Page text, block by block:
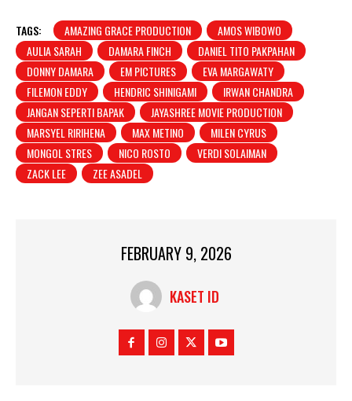
TAGS: AMAZING GRACE PRODUCTION
AMOS WIBOWO
AULIA SARAH
DAMARA FINCH
DANIEL TITO PAKPAHAN
DONNY DAMARA
EM PICTURES
EVA MARGAWATY
FILEMON EDDY
HENDRIC SHINIGAMI
IRWAN CHANDRA
JANGAN SEPERTI BAPAK
JAYASHREE MOVIE PRODUCTION
MARSYEL RIRIHENA
MAX METINO
MILEN CYRUS
MONGOL STRES
NICO ROSTO
VERDI SOLAIMAN
ZACK LEE
ZEE ASADEL
FEBRUARY 9, 2026
KASET ID